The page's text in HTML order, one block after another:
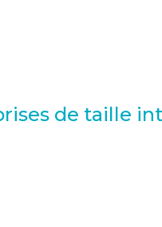
de taille